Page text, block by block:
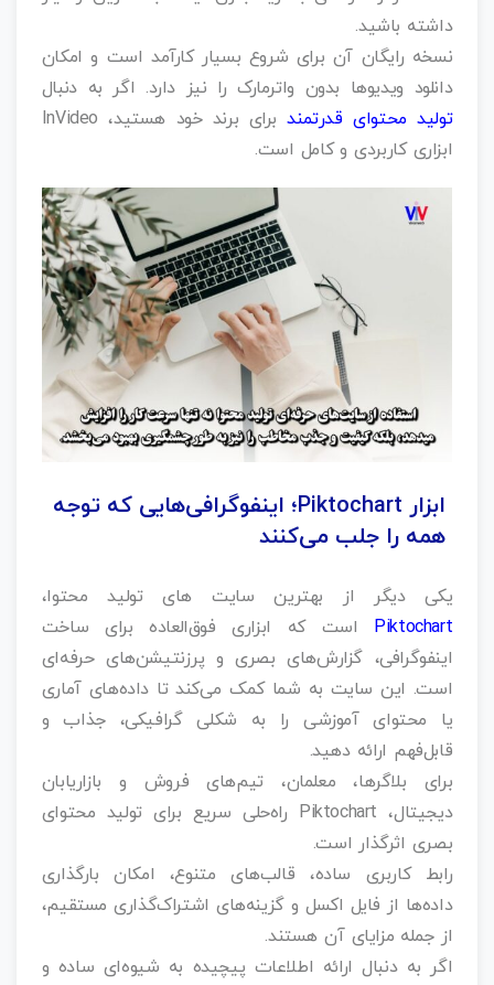
داشته باشید.
نسخه رایگان آن برای شروع بسیار کارآمد است و امکان
دانلود ویدیوها بدون واترمارک را نیز دارد. اگر به دنبال
تولید محتوای قدرتمند
برای برند خود هستید، InVideo
ابزاری کاربردی و کامل است.
ابزار Piktochart؛ اینفوگرافی‌هایی که توجه
همه را جلب می‌کنند
یکی دیگر از بهترین سایت های تولید محتوا،
Piktochart است که ابزاری فوق‌العاده برای ساخت
اینفوگرافی، گزارش‌های بصری و پرزنتیشن‌های حرفه‌ای
است. این سایت به شما کمک می‌کند تا داده‌های آماری
یا محتوای آموزشی را به شکلی گرافیکی، جذاب و
قابل‌فهم ارائه دهید.
برای بلاگرها، معلمان، تیم‌های فروش و بازاریابان
دیجیتال، Piktochart راه‌حلی سریع برای تولید محتوای
بصری اثرگذار است.
رابط کاربری ساده، قالب‌های متنوع، امکان بارگذاری
داده‌ها از فایل اکسل و گزینه‌های اشتراک‌گذاری مستقیم،
از جمله مزایای آن هستند.
اگر به دنبال ارائه اطلاعات پیچیده به شیوه‌ای ساده و